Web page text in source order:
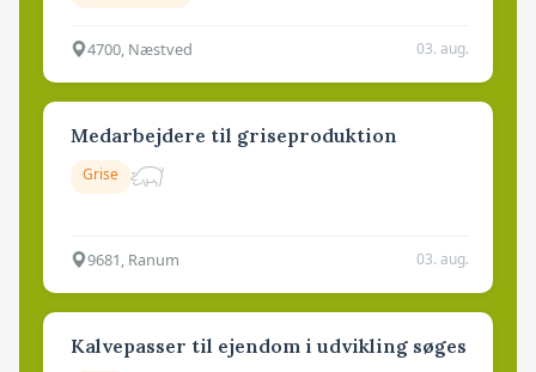
4700, Næstved 03. aug.
Medarbejdere til griseproduktion
Grise
9681, Ranum 03. aug.
Kalvepasser til ejendom i udvikling søges